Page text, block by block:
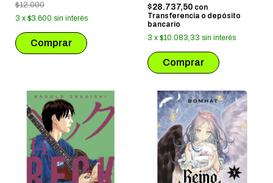
$12.000
3 x $3.600 sin interés
$28.737,50 con
Transferencia o depósito
bancario
3 x $10.083,33 sin interés